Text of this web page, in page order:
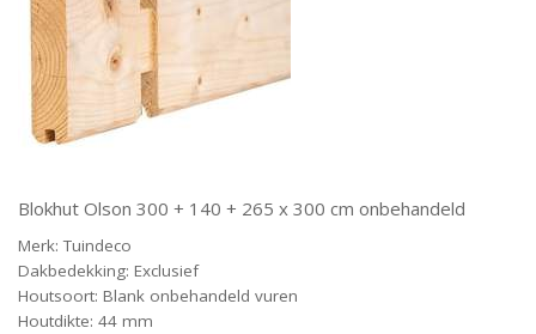
Blokhut Olson 300 + 140 + 265 x 300 cm onbehandeld
Merk: Tuindeco
Dakbedekking: Exclusief
Houtsoort: Blank onbehandeld vuren
Houtdikte: 44 mm